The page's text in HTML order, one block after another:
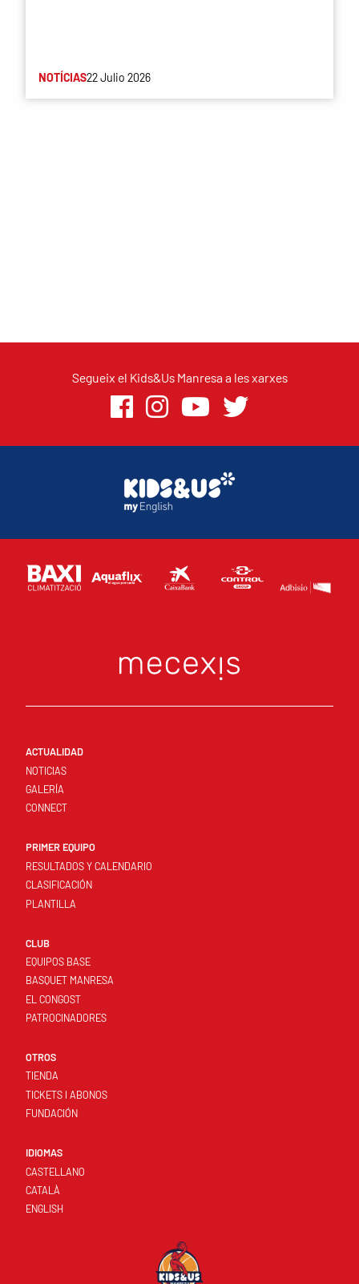
NOTÍCIAS22 Julio 2026
Segueix el Kids&Us Manresa a les xarxes
ACTUALIDAD
NOTICIAS
GALERÍA
CONNECT
PRIMER EQUIPO
RESULTADOS Y CALENDARIO
CLASIFICACIÓN
PLANTILLA
CLUB
EQUIPOS BASE
BASQUET MANRESA
EL CONGOST
PATROCINADORES
OTROS
TIENDA
TICKETS I ABONOS
FUNDACIÓN
IDIOMAS
CASTELLANO
CATALÀ
ENGLISH